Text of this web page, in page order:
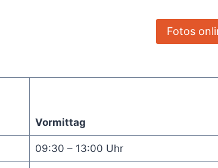
Fotos
Vormittag
09:30 – 13:00 Uhr